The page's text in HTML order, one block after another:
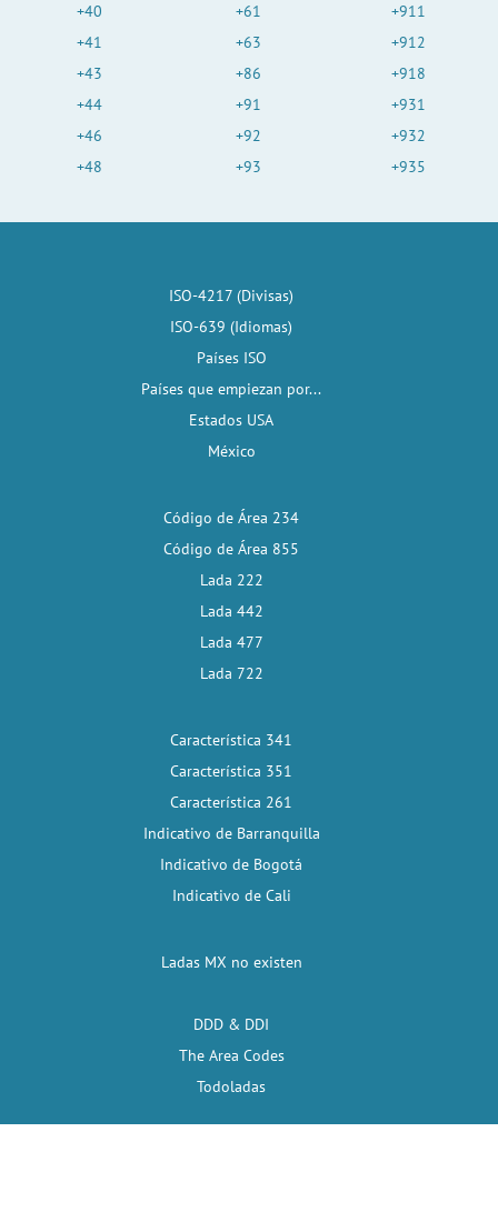
+40
+41
+43
+44
+46
+48
+61
+63
+86
+91
+92
+93
+911
+912
+918
+931
+932
+935
ISO-4217 (Divisas)
ISO-639 (Idiomas)
Países ISO
Países que empiezan por...
Estados USA
México
Código de Área 234
Código de Área 855
Lada 222
Lada 442
Lada 477
Lada 722
Característica 341
Característica 351
Característica 261
Indicativo de Barranquilla
Indicativo de Bogotá
Indicativo de Cali
Ladas MX no existen
DDD & DDI
The Area Codes
Todoladas